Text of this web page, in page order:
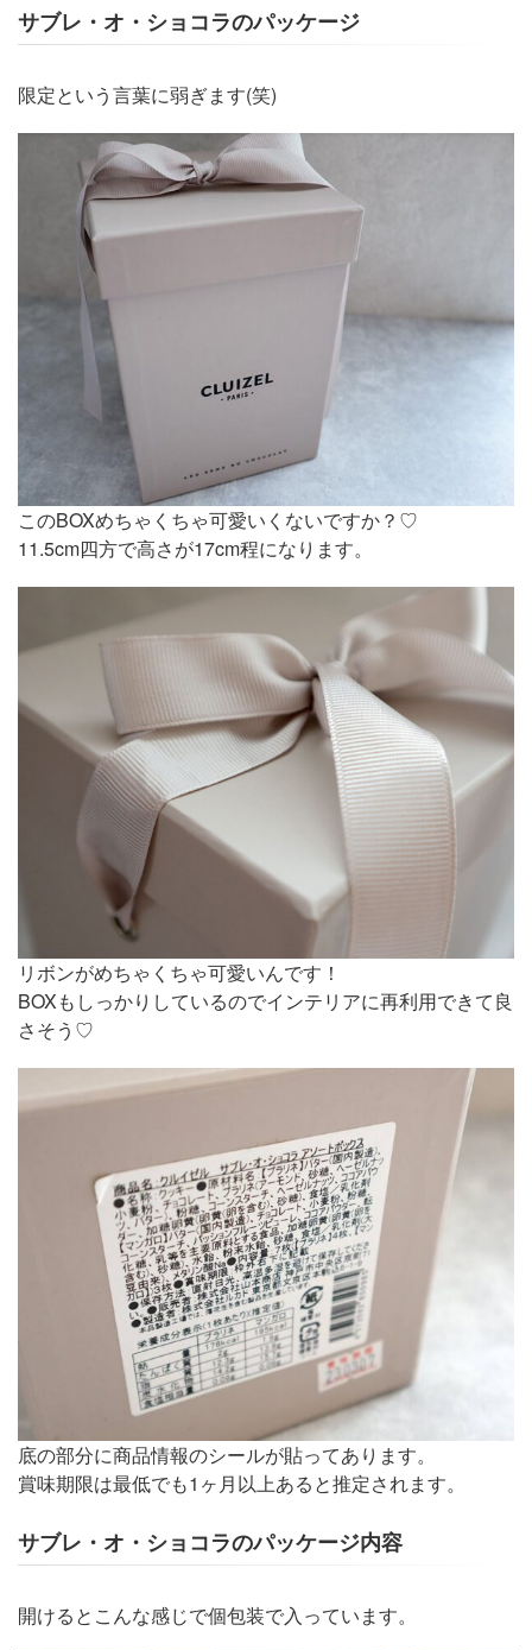
サブレ・オ・ショコラのパッケージ
限定という言葉に弱ぎます(笑)
このBOXめちゃくちゃ可愛いくないですか？♡
11.5cm四方で高さが17cm程になります。
リボンがめちゃくちゃ可愛いんです！
BOXもしっかりしているのでインテリアに再利用できて良
さそう♡
底の部分に商品情報のシールが貼ってあります。
賞味期限は最低でも1ヶ月以上あると推定されます。
サブレ・オ・ショコラのパッケージ内容
開けるとこんな感じで個包装で入っています。